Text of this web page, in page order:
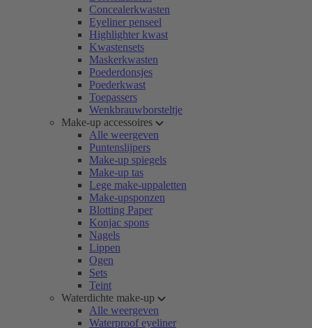
Concealerkwasten
Eyeliner penseel
Highlighter kwast
Kwastensets
Maskerkwasten
Poederdonsjes
Poederkwast
Toepassers
Wenkbrauwborsteltje
Make-up accessoires
Alle weergeven
Puntenslijpers
Make-up spiegels
Make-up tas
Lege make-uppaletten
Make-upsponzen
Blotting Paper
Konjac spons
Nagels
Lippen
Ogen
Sets
Teint
Waterdichte make-up
Alle weergeven
Waterproof eyeliner